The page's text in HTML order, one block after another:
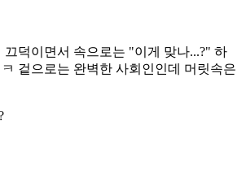
끄덕이면서 속으로는 "이게 맞나...?" 하
겉으로는 완벽한 사회인인데 머릿속은